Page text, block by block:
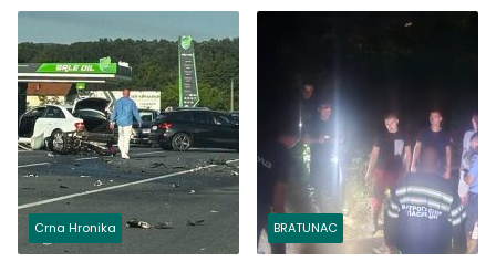
rješenje
Crna Hronika BRATUNAC